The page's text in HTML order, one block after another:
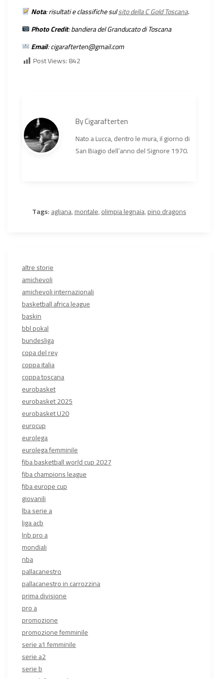
Nota: risultati e classifiche sulsito della C Gold Toscana.
Photo Credit: bandiera del Granducato di Toscana
Email:cigarafterten@gmail.com
Post Views:842
ByCigarafterten
Nato a Lucca, dentro le mura, il giorno di
San Biagio dell’anno del Signore 1970.
Tags:agliana,montale,olimpia legnaia,pino dragons
altre storie
amichevoli
amichevoli internazionali
basketball africa league
baskin
bbl pokal
bundesliga
copa del rey
coppa italia
coppa toscana
eurobasket
eurobasket 2025
eurobasket U20
eurocup
eurolega
eurolega femminile
fiba basketball world cup 2027
fiba champions league
fiba europe cup
giovanili
lba serie a
liga acb
lnb pro a
mondiali
nba
pallacanestro
pallacanestro in carrozzina
prima divisione
pro a
promozione
promozione femminile
serie a1 femminile
serie a2
serie b